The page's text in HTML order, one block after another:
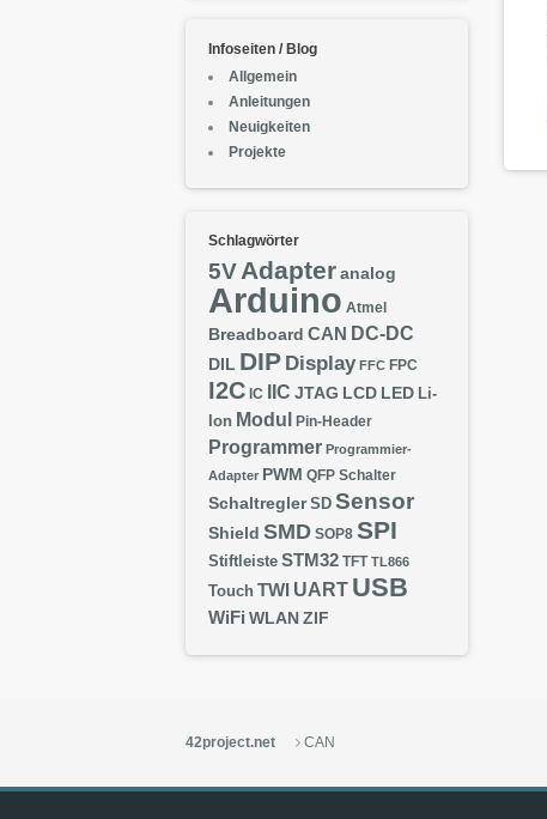
Infoseiten / Blog
Allgemein
Anleitungen
Neuigkeiten
Projekte
Schlagwörter
5VAdapter analog
Arduino Atmel
Breadboard CAN DC-DC
DIL DIP Display FFC FPC
I2C IC IIC JTAG LCD LED Li-
Ion Modul Pin-Header
Programmer Programmier-
Adapter PWM QFP Schalter
Schaltregler SD Sensor
Shield SMD SOP8 SPI
Stiftleiste STM32 TFT TL866
Touch TWI UART USB
WiFi WLAN ZIF
42project.net CAN